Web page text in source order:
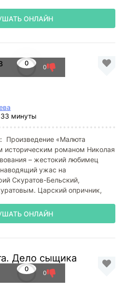
ОНЛАЙН
0
0
33 минуты
Произведение «Малюта
историческим романом Николая
– жестокий любимец
ужас на
Скуратов-Бельский,
Царский опричник,
ОНЛАЙН
Дело сыщика
0
0